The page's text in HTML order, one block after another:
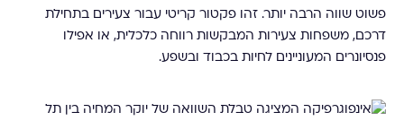
פשוט שווה הרבה יותר. זהו פקטור קריטי עבור צעירים בתחילת
דרכם, משפחות צעירות המבקשות רווחה כלכלית, או אפילו
פנסיונרים המעוניינים לחיות בכבוד ובשפע.